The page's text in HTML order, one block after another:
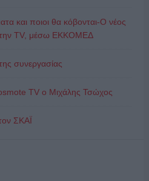
και ποιοι θα κόβονται-Ο νέος
TV, μέσω ΕΚΚΟΜΕΔ
συνεργασίας
TV o Μιχάλης Τσώχος
ΣΚΑΪ